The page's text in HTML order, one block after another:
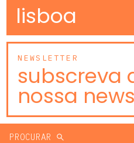
lisboa
NEWSLETTER
subscreva
nossa
PROCURAR